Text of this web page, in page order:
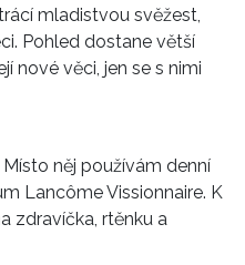
mladistvou svěžest,
Pohled dostane větší
nové věci, jen se s nimi
něj používám denní
Lancôme Vissionnaire. K
zdravíčka, rtěnku a